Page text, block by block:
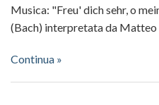
Musica: "Freu' dich sehr, o
(Bach) interpretata da Matteo
Continua »